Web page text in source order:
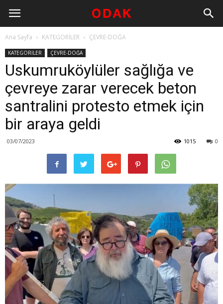
Ana Sayfa KATEGORİLER ÇEVRE-DOĞA
KATEGORİLER ÇEVRE-DOĞA
Uskumruköylüler sağlığa ve
çevreye zarar verecek beton
santralini protesto etmek için
bir araya geldi
03/07/2023 0
1015